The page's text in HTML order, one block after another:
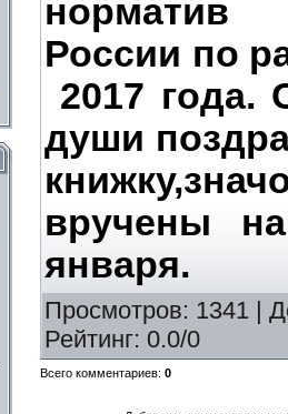
России по
2017 года.
души
вручены
января.
Просмотров: 1341 |
Рейтинг: 0.0/0
Всего комментариев: 0